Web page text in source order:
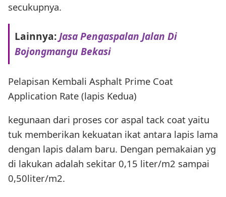
secukupnya.
Lainnya:Jasa Pengaspalan Jalan Di
Bojongmangu Bekasi
Pelapisan Kembali Asphalt Prime Coat
Application Rate (lapis Kedua)
kegunaan dari proses cor aspal tack coat yaitu
tuk memberikan kekuatan ikat antara lapis lama
dengan lapis dalam baru. Dengan pemakaian yg
di lakukan adalah sekitar 0,15 liter/m2 sampai
0,50liter/m2.